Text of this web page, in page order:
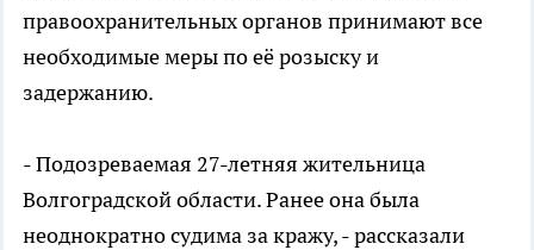
правоохранительных органов принимают все
необходимые меры по её розыску и
задержанию.
- Подозреваемая 27-летняя жительница
Волгоградской области. Ранее она была
неоднократно судима за кражу, - рассказали